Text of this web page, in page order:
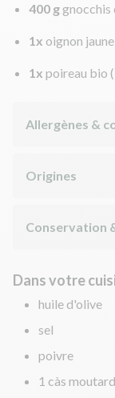
400 g gnocchis
1x oignon jaune
1x poireau bio
Allergènes &
Origines
Conservation
Dans votre
huile d'olive
sel
poivre
1 càs